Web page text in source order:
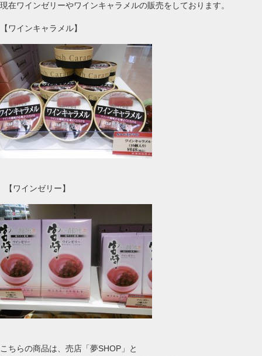
現在ワインゼリーやワインキャラメルの販売をしております。
【ワインキャラメル】
【ワインゼリー】
こちらの商品は、売店「夢SHOP」と